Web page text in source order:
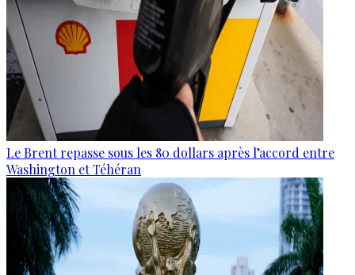
Le Brent repasse sous les 80 dollars après l’accord entre
Washington et Téhéran